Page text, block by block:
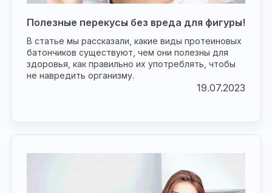
Полезные перекусы без вреда для фигуры!
В статье мы рассказали, какие виды протеиновых
батончиков существуют, чем они полезны для
здоровья, как правильно их употреблять, чтобы
не навредить организму.
19.07.2023